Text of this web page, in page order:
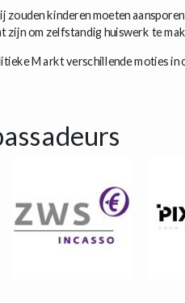
kinderen moeten
zijn om zelfstandig huiswerk te
Markt verschillende moties in